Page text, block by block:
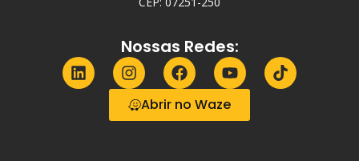
Nossas Redes:
Abrir no Waze